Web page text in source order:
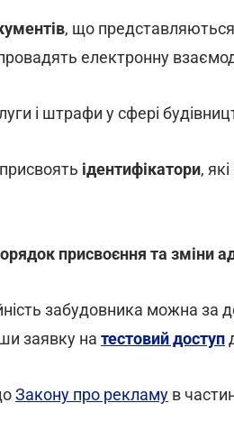
, що
електронну
і штрафи у сфері
ідентифікатори,
присвоєння та зміни
забудовника можна за
заявку на тестовий доступ
Закону про рекламу в